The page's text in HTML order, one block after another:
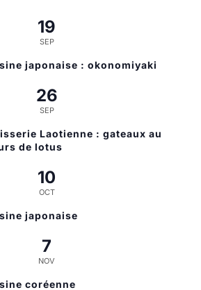
19
SEP
japonaise : okonomiyaki
26
SEP
Laotienne : gateaux au
de lotus
10
OCT
japonaise
7
NOV
coréenne